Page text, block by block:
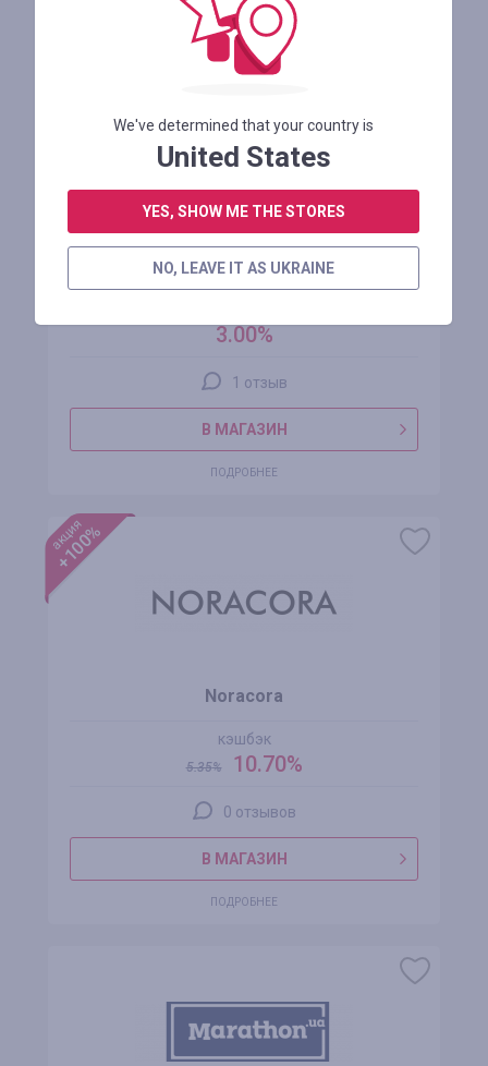
Peak Sport
3.00%
1 отзыв
В МАГАЗИН
ПОДРОБНЕЕ
акция
+100%
Noracora
кэшбэк
5.35% 10.70%
0 отзывов
В МАГАЗИН
ПОДРОБНЕЕ
We've determined that your country is
United States
YES, SHOW ME THE STORES
NO, LEAVE IT AS UKRAINE